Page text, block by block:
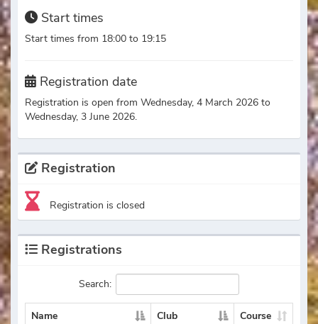
Start times
Start times from 18:00 to 19:15
Registration date
Registration is open from Wednesday, 4 March 2026 to
Wednesday, 3 June 2026.
Registration
Registration is closed
Registrations
Search:
Name Club Course